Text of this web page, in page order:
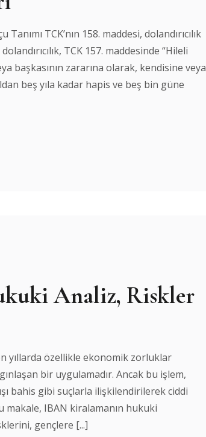
TCK’nın 158. maddesi, dolandırıcılık
TCK 157. maddesinde “Hileli
başkasının zararına olarak, kendisine veya
beş yıla kadar hapis ve beş bin güne
Analiz, Riskler
yıllarda özellikle ekonomik zorluklar
bir uygulamadır. Ancak bu işlem,
bahis gibi suçlarla ilişkilendirilerek ciddi
makale, IBAN kiralamanın hukuki
gençlere [...]